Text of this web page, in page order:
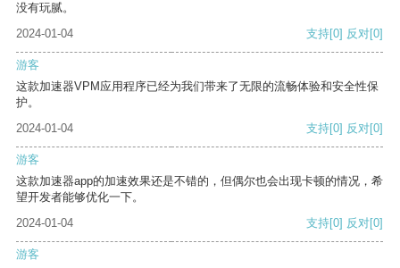
没有玩腻。
2024-01-04
支持[0] 反对[0]
游客
这款加速器VPM应用程序已经为我们带来了无限的流畅体验和安全性保
护。
2024-01-04
支持[0] 反对[0]
游客
这款加速器app的加速效果还是不错的，但偶尔也会出现卡顿的情况，希
望开发者能够优化一下。
2024-01-04
支持[0] 反对[0]
游客